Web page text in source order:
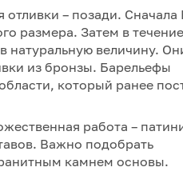
– позади.
размера. Затем в течение
натуральную величину.
из бронзы. Барельефы
который ранее
работа –
Важно подобрать
камнем основы.